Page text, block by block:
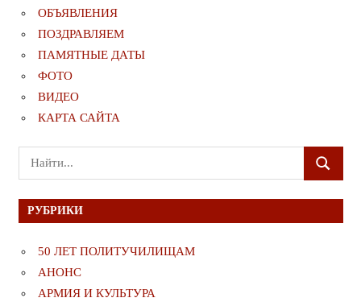
ОБЪЯВЛЕНИЯ
ПОЗДРАВЛЯЕМ
ПАМЯТНЫЕ ДАТЫ
ФОТО
ВИДЕО
КАРТА САЙТА
Поиск
для:
ПОИСК
РУБРИКИ
50 ЛЕТ ПОЛИТУЧИЛИЩАМ
АНОНС
АРМИЯ И КУЛЬТУРА